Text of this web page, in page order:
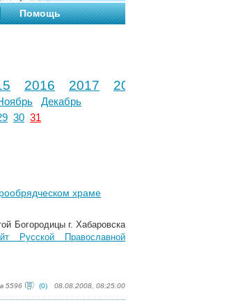
Помощь
2016 2017 2018
Декабрь
30 31
храме
Богородицы г. Хабаровска
Русской Православной
5596 (0) 08.08.2008, 08:25:00